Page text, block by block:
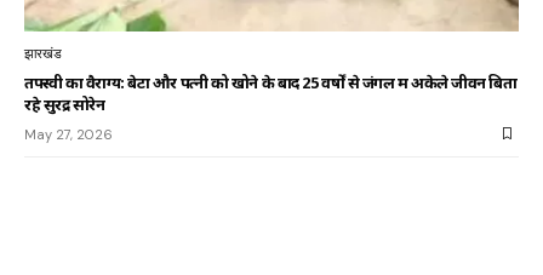
झारखंड
तपस्वी का वैराग्य: बेटों और पत्नी को खोने के बाद 25 वर्षों से जंगल में अकेले जीवन बिता
रहे सुरेंद्र सोरेन
May 27, 2026